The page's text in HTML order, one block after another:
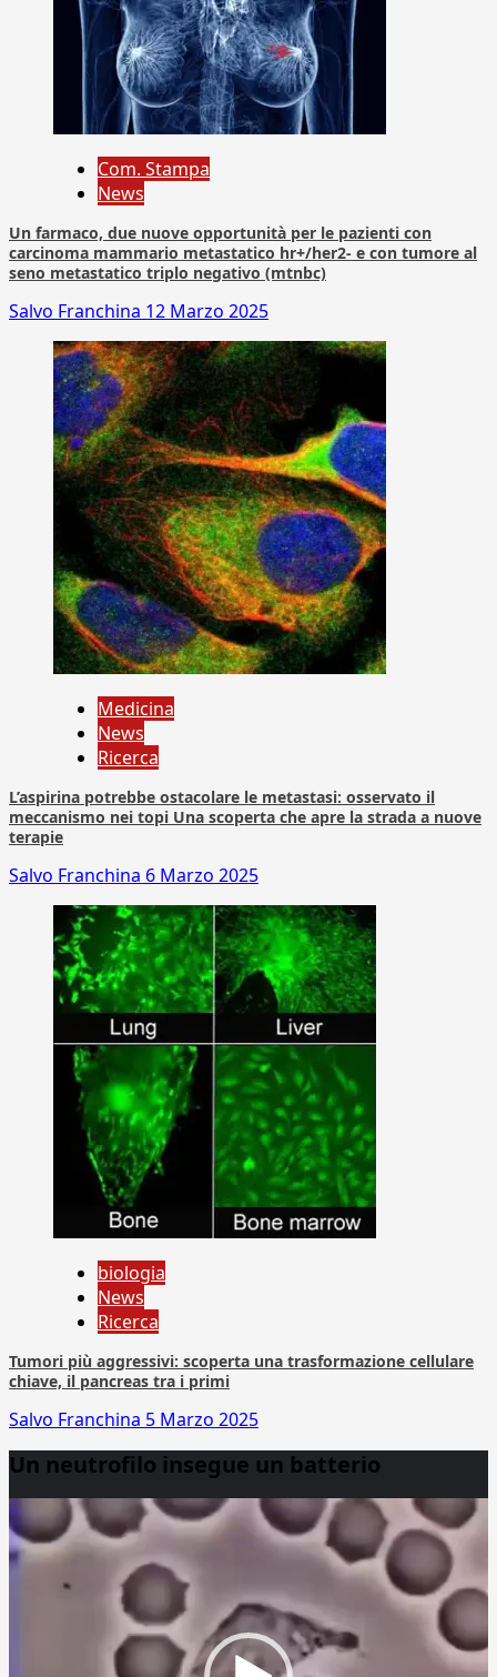
Com. Stampa
News
Un farmaco, due nuove opportunità per le pazienti con
carcinoma mammario metastatico hr+/her2- e con tumore al
seno metastatico triplo negativo (mtnbc)
Salvo Franchina 12 Marzo 2025
Medicina
News
Ricerca
L’aspirina potrebbe ostacolare le metastasi: osservato il
meccanismo nei topi Una scoperta che apre la strada a nuove
terapie
Salvo Franchina 6 Marzo 2025
biologia
News
Ricerca
Tumori più aggressivi: scoperta una trasformazione cellulare
chiave, il pancreas tra i primi
Salvo Franchina 5 Marzo 2025
Un neutrofilo insegue un batterio
Player